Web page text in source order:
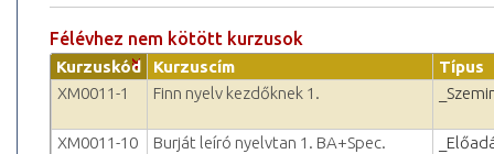
Félévhez nem kötött kurzusok
Kurzuskód Kurzuscím
Típus
XM0011-1
Finn nyelv kezdőknek 1.
XM0011-10 Burját leíró nyelvtan 1. BA+Spec.